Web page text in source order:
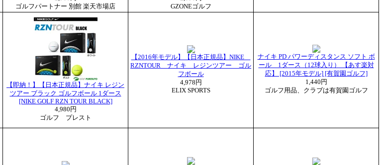
ゴルフパートナー 別館 楽天市場店
GZONEゴルフ
【即納！】【日本正規品】ナイキ レジン
ツアー ブラック ゴルフボール 1ダース
[NIKE GOLF RZN TOUR BLACK]
4,980円
ゴルフ プレスト
【2016年モデル】【日本正規品】NIKE
RZNTOUR ナイキ レジンツアー ゴル
フボール
4,978円
ELIX SPORTS
ナイキ PD パワーディスタンス ソフト ボ
ール 1ダース（12球入り） 【あす楽対
応】 [2015年モデル] [有賀園ゴルフ]
1,440円
ゴルフ用品、クラブは有賀園ゴルフ